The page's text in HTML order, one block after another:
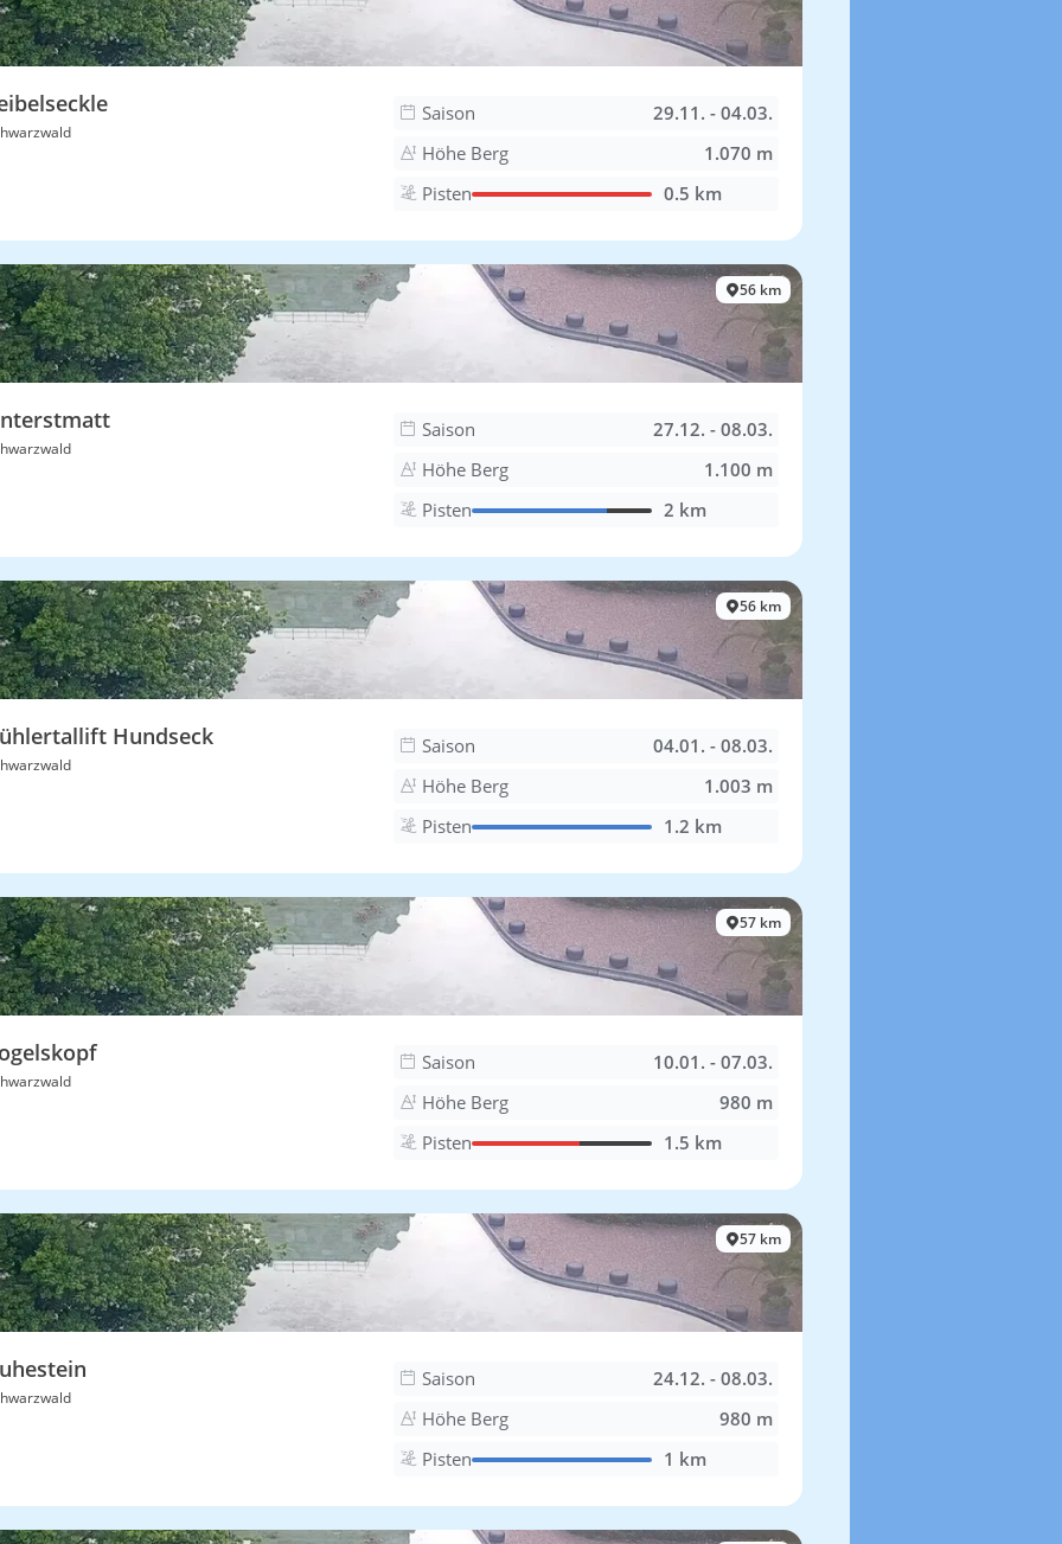
Saison
29.11. - 04.03.
Höhe Berg
1.070 m
Pisten
0.5 km
56 km
Saison
27.12. - 08.03.
Höhe Berg
1.100 m
Pisten
2 km
56 km
Hundseck Saison
04.01. - 08.03.
Höhe Berg
1.003 m
Pisten
1.2 km
57 km
Saison
10.01. - 07.03.
Höhe Berg
980 m
Pisten
1.5 km
57 km
Saison
24.12. - 08.03.
Höhe Berg
980 m
Pisten
1 km